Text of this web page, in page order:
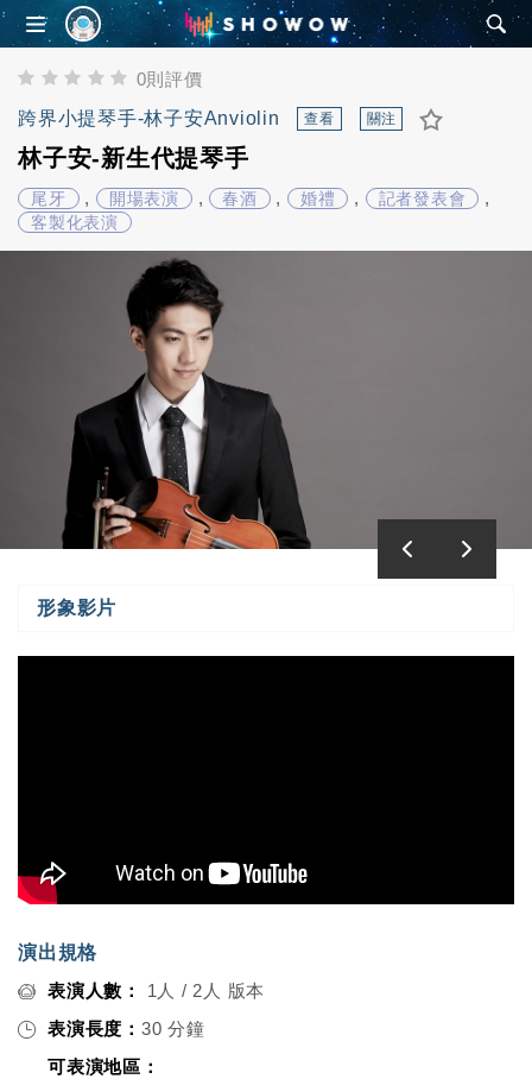
0則評價
跨界小提琴手-林子安Anviolin
查看 關注
林子安-新生代提琴手
尾牙 , 開場表演 , 春酒 , 婚禮 , 記者發表會 ,
客製化表演
形象影片
演出規格
表演人數：
1人 / 2人 版本
表演長度： 30 分鐘
可表演地區：